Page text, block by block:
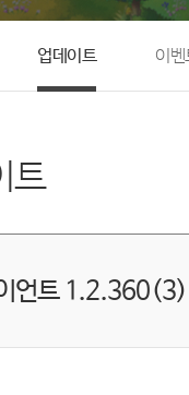
업데이트 이벤
트
언트 1.2.360(3)